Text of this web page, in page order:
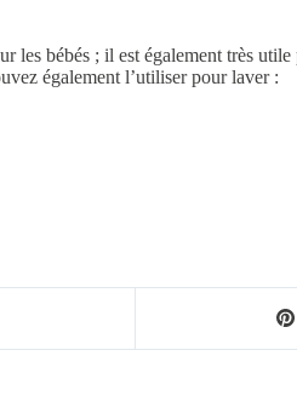
les bébés ; il est également très
également l’utiliser pour laver :